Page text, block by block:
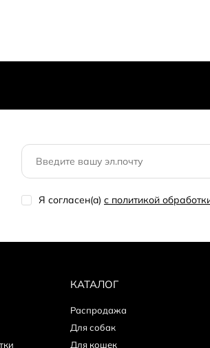
Я согласен(a) с политикой
КАТАЛОГ
Распродажа
Для собак
Для кошек